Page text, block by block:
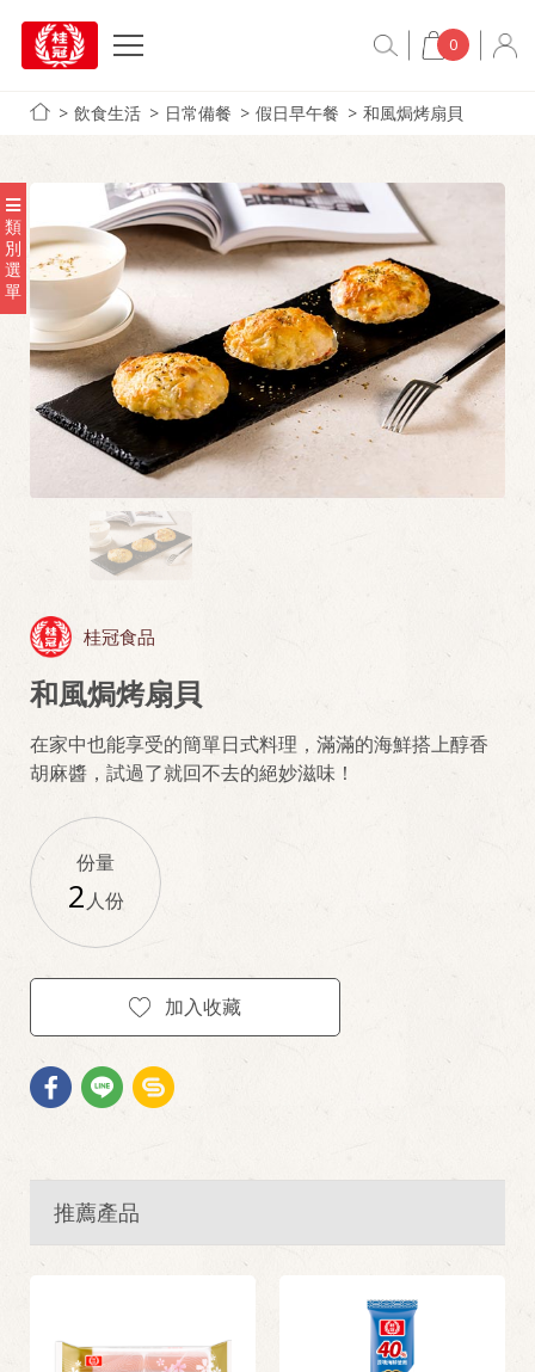
0
飲食生活 日常備餐 假日早午餐 和風焗烤扇貝
類
別
選
單
桂冠食品
和風焗烤扇貝
在家中也能享受的簡單日式料理，滿滿的海鮮搭上醇香
胡麻醬，試過了就回不去的絕妙滋味！
份量
2人份
加入收藏
推薦產品